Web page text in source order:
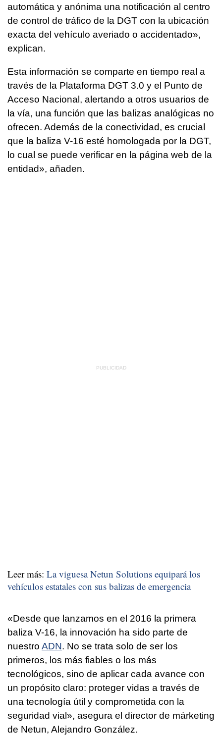
automática y anónima una notificación al centro
de control de tráfico de la DGT con la ubicación
exacta del vehículo averiado o accidentado»,
explican.
Esta información se comparte en tiempo real a
través de la Plataforma DGT 3.0 y el Punto de
Acceso Nacional, alertando a otros usuarios de
la vía, una función que las balizas analógicas no
ofrecen. Además de la conectividad, es crucial
que la baliza V-16 esté homologada por la DGT,
lo cual se puede verificar en la página web de la
entidad», añaden.
Leer más: La viguesa Netun Solutions equipará los
vehículos estatales con sus balizas de emergencia
«Desde que lanzamos en el 2016 la primera
baliza V-16, la innovación ha sido parte de
nuestro ADN. No se trata solo de ser los
primeros, los más fiables o los más
tecnológicos, sino de aplicar cada avance con
un propósito claro: proteger vidas a través de
una tecnología útil y comprometida con la
seguridad vial», asegura el director de márketing
de Netun, Alejandro González.